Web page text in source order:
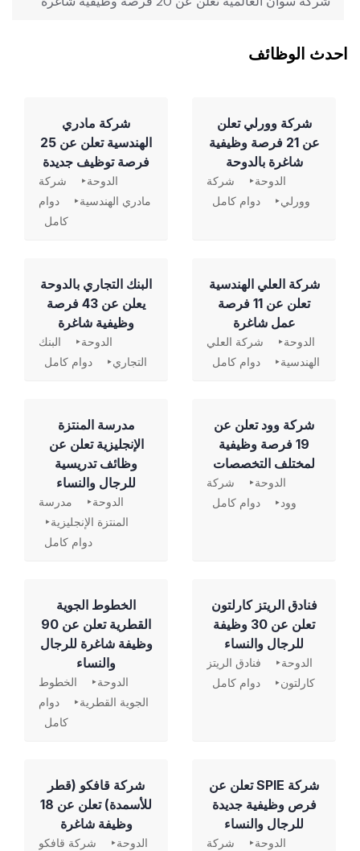
احدث الوظائف
شركة وورلي تعلن
عن 21 فرصة وظيفية
شاغرة بالدوحة
الدوحة
شركة
وورلي
دوام كامل
شركة مادري
الهندسية تعلن عن 25
فرصة توظيف جديدة
الدوحة
شركة
مادري الهندسية
دوام
كامل
شركة العلي الهندسية
تعلن عن 11 فرصة
عمل شاغرة
الدوحة
شركة العلي
الهندسية
دوام كامل
‏البنك التجاري بالدوحة
يعلن عن 43 فرصة
وظيفية شاغرة
الدوحة
البنك
التجاري
دوام كامل
شركة وود تعلن عن
19 فرصة وظيفية
لمختلف التخصصات
الدوحة
شركة
وود
دوام كامل
مدرسة المنتزة
الإنجليزية تعلن عن
وظائف تدريسية
للرجال والنساء
الدوحة
مدرسة
المنتزة الإنجليزية
دوام كامل
فنادق الريتز كارلتون
تعلن عن 30 وظيفة
للرجال والنساء
الدوحة
فنادق الريتز
كارلتون
دوام كامل
الخطوط الجوية
القطرية تعلن عن 90
وظيفة شاغرة للرجال
والنساء
الدوحة
الخطوط
الجوية القطرية
دوام
كامل
شركة SPIE تعلن عن
فرص وظيفية جديدة
للرجال والنساء
الدوحة
شركة
شركة قافكو (قطر
للأسمدة) تعلن عن 18
وظيفة شاغرة
الدوحة
شركة قافكو